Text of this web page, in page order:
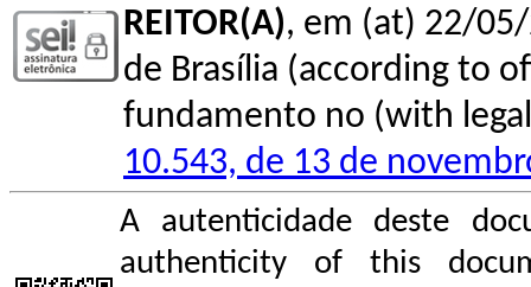
REITOR(A), em (at) 22/
de Brasília (according to
fundamento no (with
10.543, de 13 de
A autenticidade deste
authenticity of this